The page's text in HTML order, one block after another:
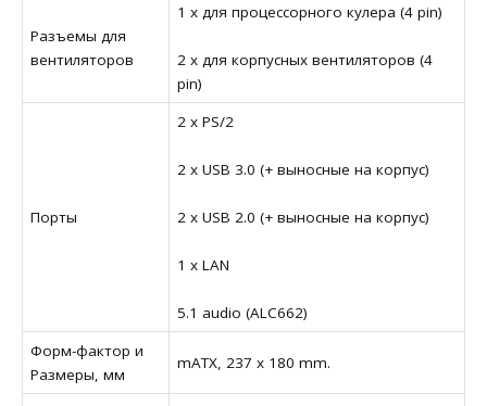
Разъемы для
вентиляторов
1 x для процессорного кулера (4 pin)
2 x для корпусных вентиляторов (4
pin)
Порты
2 x PS/2
2 x USB 3.0 (+ выносные на корпус)
2 x USB 2.0 (+ выносные на корпус)
1 x LAN
5.1 audio (ALC662)
Форм-фактор и
Размеры, мм
mATX, 237 x 180 mm.